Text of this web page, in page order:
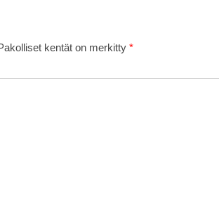
kentät on merkitty *